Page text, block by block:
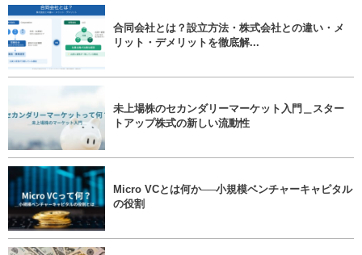
合同会社とは？設立方法・株式会社との違い・メ
リット・デメリットを徹底解...
未上場株のセカンダリーマーケット入門＿スター
トアップ株式の新しい流動性
Micro VCとは何か──小規模ベンチャーキャピタル
の役割